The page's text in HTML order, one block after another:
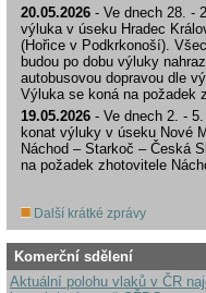
20.05.2026 - Ve dnech 28. -
výluka v úseku Hradec
(Hořice v Podkrkonoší).
budou po dobu výluky
autobusovou dopravou dle
Výluka se koná na požadek
19.05.2026 - Ve dnech 2. -
konat výluky v úseku Nové
Náchod – Starkoč – Česká
na požadek zhotovitele
Další krátké zprávy
Komerční sdělení
Aktuální polohu vlaků v ČR